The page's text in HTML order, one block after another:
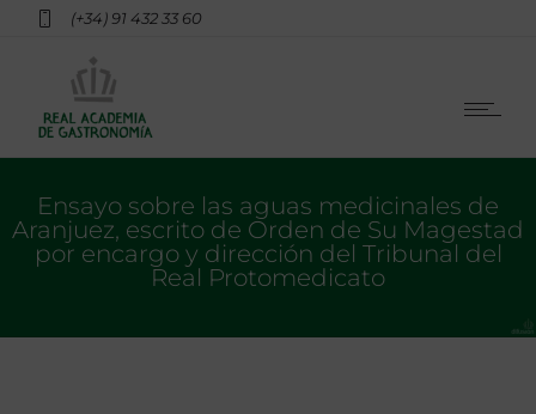
(+34) 91 432 33 60
Ensayo sobre las aguas medicinales de
Aranjuez, escrito de Orden de Su Magestad
por encargo y dirección del Tribunal del
Real Protomedicato